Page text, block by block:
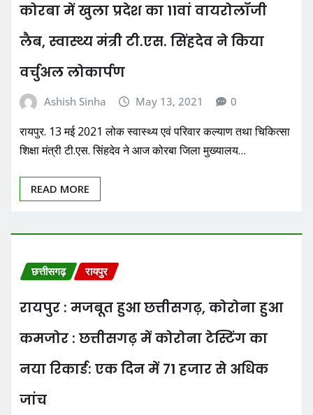
कोरबा में खुला प्रदेश का 11वां वायरोलॉजी
लैब, स्वास्थ्य मंत्री टी.एस. सिंहदेव ने किया
वर्चुअल लोकार्पण
Ashish Sinha May 13, 2021 0
रायपुर. 13 मई 2021 लोक स्वास्थ्य एवं परिवार कल्याण तथा चिकित्सा
शिक्षा मंत्री टी.एस. सिंहदेव ने आज कोरबा जिला मुख्यालय…
READ MORE
छत्तीसगढ़ रायपुर
रायपुर : मजबूत हुआ छत्तीसगढ़, कोरोना हुआ
कमजोर : छत्तीसगढ़ में कोरोना टेस्टिंग का
नया रिकार्ड: एक दिन में 71 हजार से अधिक
जांच